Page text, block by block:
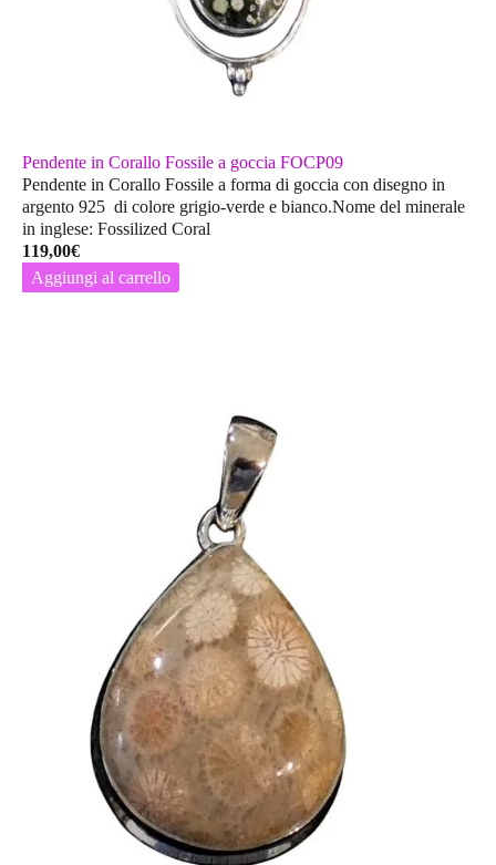
Pendente in Corallo Fossile a goccia FOCP09
Pendente in Corallo Fossile a forma di goccia con disegno in
argento 925 di colore grigio-verde e bianco.Nome del minerale
in inglese: Fossilized Coral
119,00€
Aggiungi al carrello